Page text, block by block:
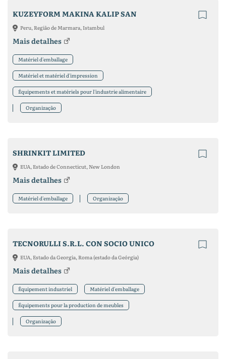
KUZEYFORM MAKINA KALIP SAN
Peru, Região de Marmara, Istambul
Mais detalhes
Matériel d'emballage
Matériel et matériel d'impression
Équipements et matériels pour l'industrie alimentaire
Organização
SHRINKIT LIMITED
EUA, Estado de Connecticut, New London
Mais detalhes
Matériel d'emballage Organização
TECNORULLI S.R.L. CON SOCIO UNICO
EUA, Estado da Georgia, Roma (estado da Geórgia)
Mais detalhes
Équipement industriel Matériel d'emballage
Équipements pour la production de meubles
Organização